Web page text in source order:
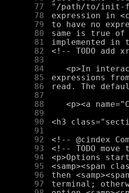
     77
     78
     79
     80
     81
     82
     83
     84
     85
     86
     87
     88
     89
     90
     91
     92
     93
     94
     95
     96
     97